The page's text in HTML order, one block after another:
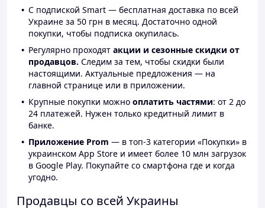
С подпиской Smart — бесплатная доставка по всей
Украине за 50 грн в месяц. Достаточно одной
покупки, чтобы подписка окупилась.
Регулярно проходят акции и сезонные скидки от
продавцов. Следим за тем, чтобы скидки были
настоящими. Актуальные предложения — на
главной странице или в приложении.
Крупные покупки можно оплатить частями: от 2 до
24 платежей. Нужен только кредитный лимит в
банке.
Приложение Prom — в топ-3 категории «Покупки» в
украинском App Store и имеет более 10 млн загрузок
в Google Play. Покупайте со смартфона где и когда
угодно.
Продавцы со всей Украины